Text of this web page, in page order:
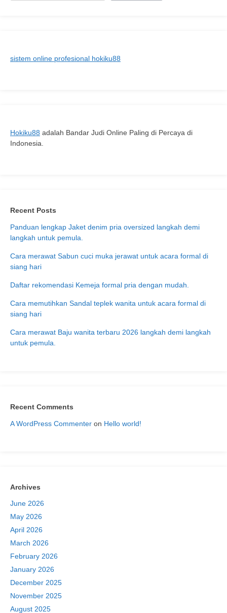
sistem online profesional hokiku88
Hokiku88 adalah Bandar Judi Online Paling di Percaya di
Indonesia.
Recent Posts
Panduan lengkap Jaket denim pria oversized langkah demi
langkah untuk pemula.
Cara merawat Sabun cuci muka jerawat untuk acara formal di
siang hari
Daftar rekomendasi Kemeja formal pria dengan mudah.
Cara memutihkan Sandal teplek wanita untuk acara formal di
siang hari
Cara merawat Baju wanita terbaru 2026 langkah demi langkah
untuk pemula.
Recent Comments
A WordPress Commenter on Hello world!
Archives
June 2026
May 2026
April 2026
March 2026
February 2026
January 2026
December 2025
November 2025
August 2025